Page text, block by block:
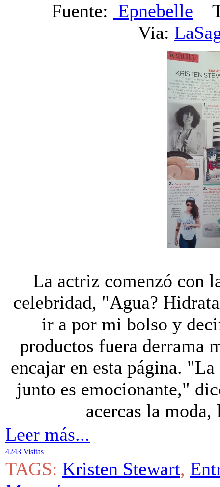
Fuente: Epnebelle
Via:
La actriz comenzó con
celebridad, "Agua?
ir a por mi bolso y
productos fuera derrama
encajar en esta página.
junto es emocionante,"
acercas la
Leer más...
4243 Visitas
TAGS: Kristen Stewart,